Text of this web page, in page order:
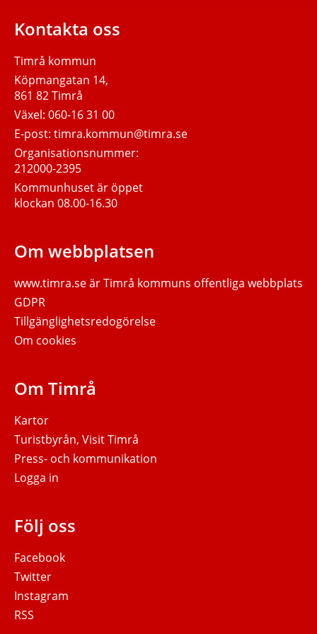
Kontakta oss
Timrå kommun
Köpmangatan 14,
861 82 Timrå
Växel:060-16 31 00
E-post:timra.kommun@timra.se
Organisationsnummer:
212000-2395
Kommunhuset är öppet
klockan 08.00-16.30
Om webbplatsen
www.timra.seär Timrå kommuns offentliga webbplats
GDPR
Tillgänglighetsredogörelse
Om cookies
Om Timrå
Kartor
Turistbyrån, Visit Timrå
Press- och kommunikation
Logga in
Följ oss
Facebook
Twitter
Instagram
RSS